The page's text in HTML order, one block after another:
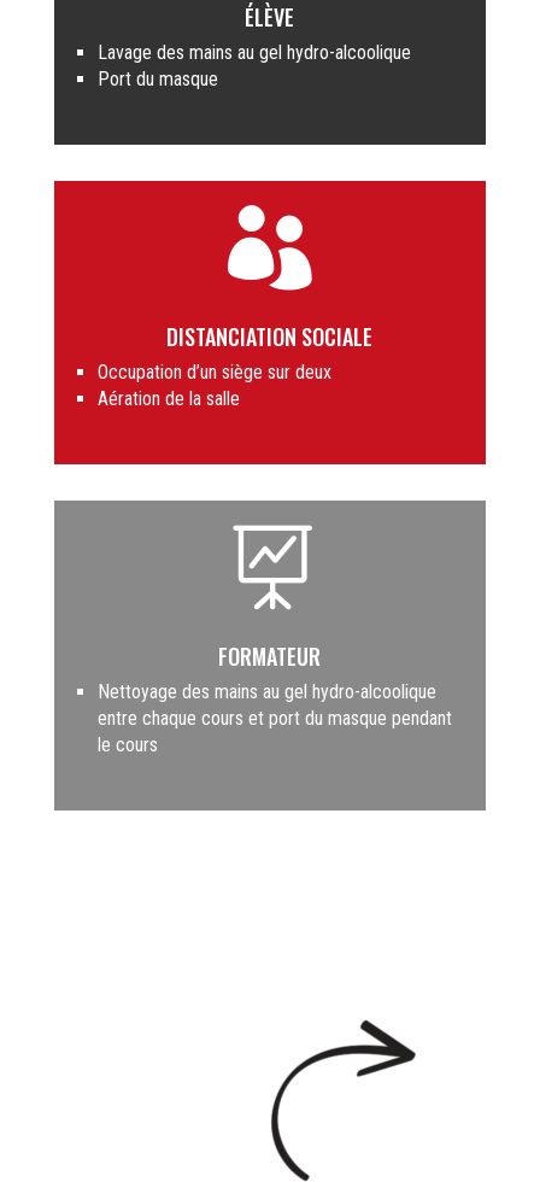
ÉLÈVE
Lavage des mains au gel hydro-alcoolique
Port du masque

DISTANCIATION SOCIALE
Occupation d’un siège sur deux
Aération de la salle

FORMATEUR
Nettoyage des mains au gel hydro-alcoolique
entre chaque cours et port du masque pendant
le cours